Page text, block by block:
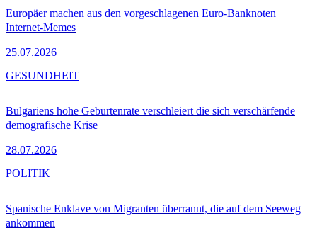
Europäer machen aus den vorgeschlagenen Euro-Banknoten
Internet-Memes
25.07.2026
Bulgariens hohe Geburtenrate verschleiert die sich verschärfende
demografische Krise
28.07.2026
GESUNDHEIT
Spanische Enklave von Migranten überrannt, die auf dem Seeweg
ankommen
POLITIK